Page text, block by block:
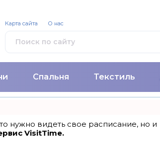
Спальня Текстиль
Карта сайта О нас
нужно видеть свое расписание, но и
VisitTime.